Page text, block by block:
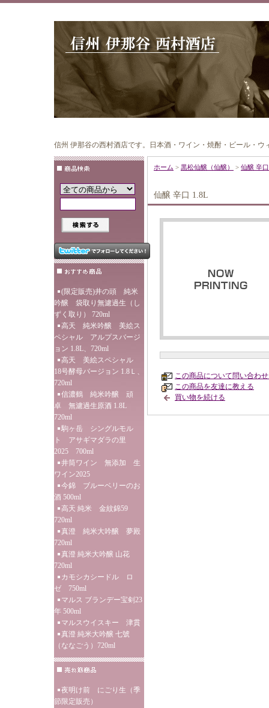
信州 伊那谷の西村酒店です。日本酒・ワイン・焼酎・ビール・
(限定販売)井の頭 純米
吟醸 袋取り無濾過生（し
ずく取り） 720ml
高天 純米吟醸 美絵ス
ペシャル アルプスバージ
ョン 1.8L、720ml
高天 美絵スペシャル
18号酵母バージョン 1.8Ｌ、
720ml
信濃鶴 純米吟醸 頑
卓 無濾過生原酒 1.8L
720ml
駒ヶ岳 シングルモル
ト アサギマダラの里
2025 700ml
井筒ワイン 無添加 生
ワイン2025
今錦 ブルーベリーのお
酒 500ml
高天 純米 金紋錦59
720ml
真澄 純米大吟醸 夢殿
720ml
真澄 純米大吟醸 山花
720ml
カモシカシードル ロ
ゼ 750ml
マルス ブランデー宝剣23
年 500ml
マルスウイスキー 津貫
真澄 純米大吟醸 七號
（ななごう）720ml
夜明け前 にごり生（季
節限定販売）
ホーム > 黒松仙醸（仙醸） > 仙醸 辛
仙醸 辛口 1.8L
この商品について問い合わ
この商品を友達に教える
買い物を続ける